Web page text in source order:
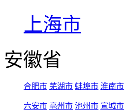
上海市
安徽省
合肥市 芜湖市 蚌埠市 淮南市
六安市 亳州市 池州市 宣城市